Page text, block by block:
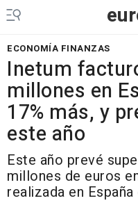
ECONOMÍA FINANZAS
Inetum
millones en
17% más, y
este año
Este año prevé
millones de euros
realizada en